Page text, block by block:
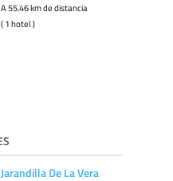
A 55.46 km de distancia
( 1 hotel )
Jarandilla De La Vera